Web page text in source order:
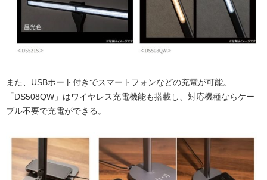
また、USBポート付きでスマートフォンなどの充電が可能。
「DS508QW」はワイヤレス充電機能も搭載し、対応機種ならケー
ブル不要で充電ができる。